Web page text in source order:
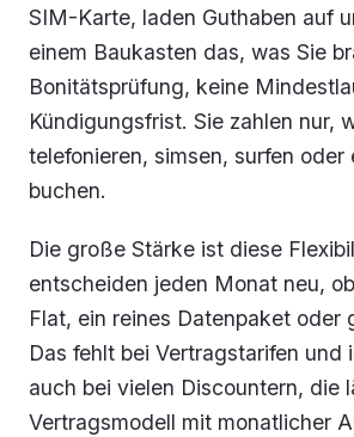
SIM-Karte, laden Guthaben auf
einem Baukasten das, was Sie
Bonitätsprüfung, keine
Kündigungsfrist. Sie zahlen nur,
telefonieren, simsen, surfen oder
buchen.
Die große Stärke ist diese
entscheiden jeden Monat neu,
Flat, ein reines Datenpaket oder
Das fehlt bei Vertragstarifen und
auch bei vielen Discountern, die
Vertragsmodell mit monatlicher